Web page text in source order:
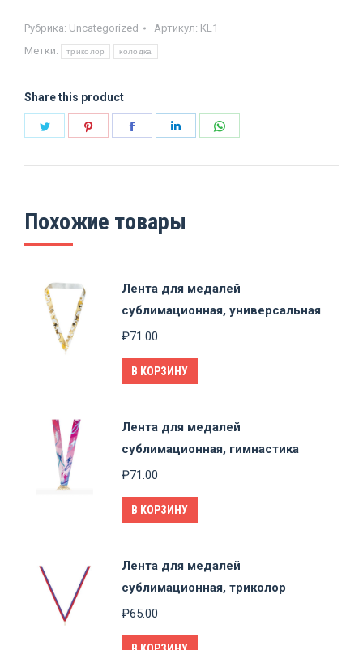
медали
металлическая
Рубрика: Uncategorized Артикул: KL1
Метки:
триколор колодка
Share this product
ПоделитьсяПоделитьсяПоделитьсяПоделиться
Похожие товары
Лента для медалей
сублимационная, универсальная
₽71.00
В КОРЗИНУ
Лента для медалей
сублимационная, гимнастика
₽71.00
В КОРЗИНУ
Лента для медалей
сублимационная, триколор
₽65.00